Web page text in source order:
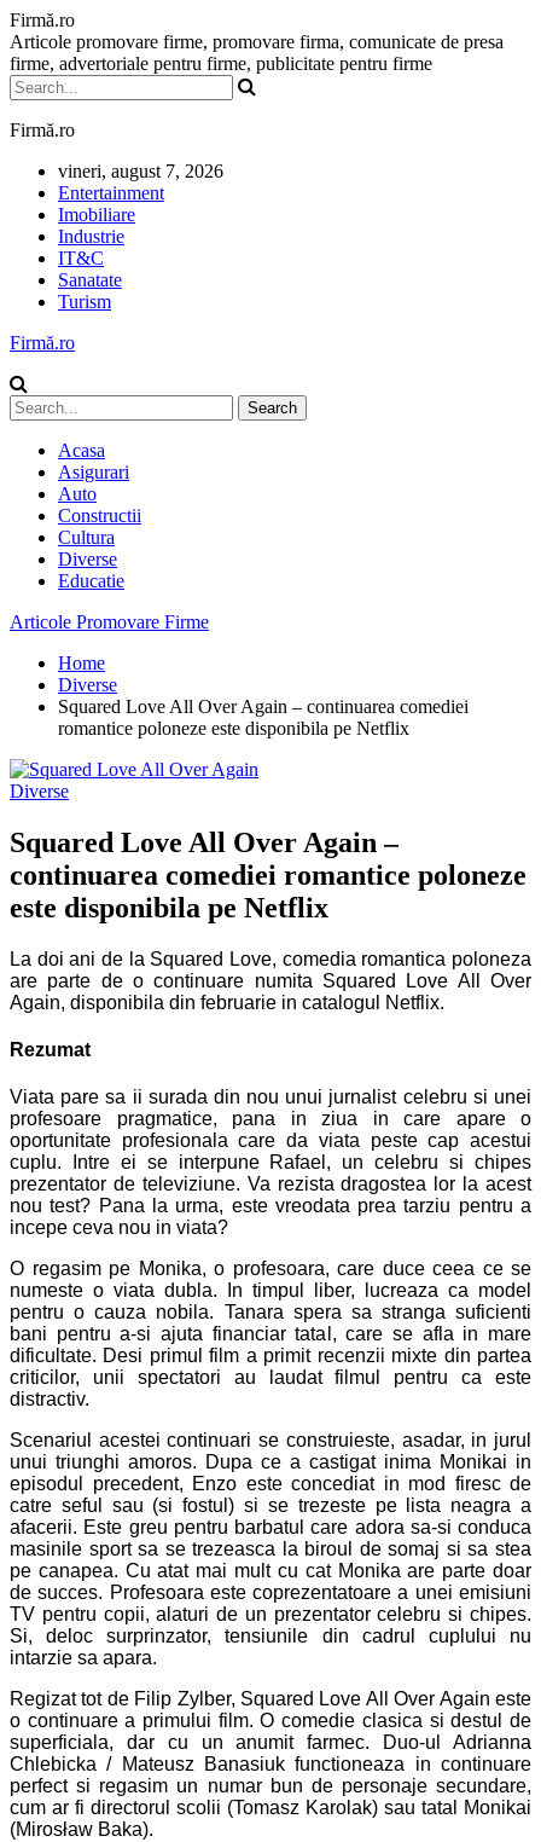
Firmă.ro
Articole promovare firme, promovare firma, comunicate de presa
firme, advertoriale pentru firme, publicitate pentru firme
Firmă.ro
vineri, august 7, 2026
Entertainment
Imobiliare
Industrie
IT&C
Sanatate
Turism
Firmă.ro
Acasa
Asigurari
Auto
Constructii
Cultura
Diverse
Educatie
Articole Promovare Firme
Home
Diverse
Squared Love All Over Again – continuarea comediei
romantice poloneze este disponibila pe Netflix
Diverse
Squared Love All Over Again –
continuarea comediei romantice poloneze
este disponibila pe Netflix
La doi ani de la Squared Love, comedia romantica poloneza
are parte de o continuare numita Squared Love All Over
Again, disponibila din februarie in catalogul Netflix.
Rezumat
Viata pare sa ii surada din nou unui jurnalist celebru si unei
profesoare pragmatice, pana in ziua in care apare o
oportunitate profesionala care da viata peste cap acestui
cuplu. Intre ei se interpune Rafael, un celebru si chipes
prezentator de televiziune. Va rezista dragostea lor la acest
nou test? Pana la urma, este vreodata prea tarziu pentru a
incepe ceva nou in viata?
O regasim pe Monika, o profesoara, care duce ceea ce se
numeste o viata dubla. In timpul liber, lucreaza ca model
pentru o cauza nobila. Tanara spera sa stranga suficienti
bani pentru a-si ajuta financiar tatal, care se afla in mare
dificultate. Desi primul film a primit recenzii mixte din partea
criticilor, unii spectatori au laudat filmul pentru ca este
distractiv.
Scenariul acestei continuari se construieste, asadar, in jurul
unui triunghi amoros. Dupa ce a castigat inima Monikai in
episodul precedent, Enzo este concediat in mod firesc de
catre seful sau (si fostul) si se trezeste pe lista neagra a
afacerii. Este greu pentru barbatul care adora sa-si conduca
masinile sport sa se trezeasca la biroul de somaj si sa stea
pe canapea. Cu atat mai mult cu cat Monika are parte doar
de succes. Profesoara este coprezentatoare a unei emisiuni
TV pentru copii, alaturi de un prezentator celebru si chipes.
Si, deloc surprinzator, tensiunile din cadrul cuplului nu
intarzie sa apara.
Regizat tot de Filip Zylber, Squared Love All Over Again este
o continuare a primului film. O comedie clasica si destul de
superficiala, dar cu un anumit farmec. Duo-ul Adrianna
Chlebicka / Mateusz Banasiuk functioneaza in continuare
perfect si regasim un numar bun de personaje secundare,
cum ar fi directorul scolii (Tomasz Karolak) sau tatal Monikai
(Mirosław Baka).